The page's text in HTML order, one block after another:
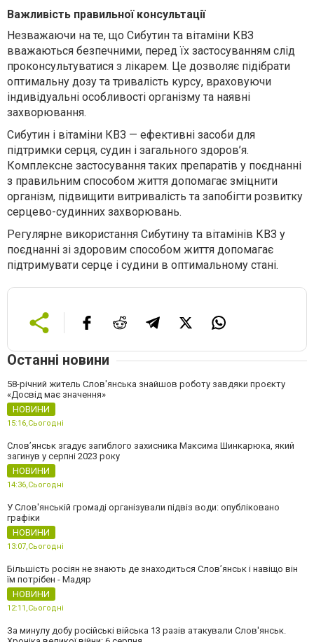
Важливість правильної консультації
Незважаючи на те, що Сибутин та вітаміни КВЗ
вважаються безпечними, перед їх застосуванням слід
проконсультуватися з лікарем. Це дозволяє підібрати
оптимальну дозу та тривалість курсу, враховуючи
індивідуальні особливості організму та наявні
захворювання.
Сибутин і вітаміни КВЗ — ефективні засоби для
підтримки серця, судин і загального здоров’я.
Комплексне застосування таких препаратів у поєднанні
з правильним способом життя допомагає зміцнити
організм, підвищити витривалість та запобігти розвитку
серцево-судинних захворювань.
Регулярне використання Сибутину та вітамінів КВЗ у
поєднанні зі здоровим способом життя допомагає
підтримувати серце і судини в оптимальному стані.
Останні новини
58-річний житель Слов'янська знайшов роботу завдяки проєкту
«Досвід має значення»
НОВИНИ
15:16,Сьогодні
Слов’янськ згадує загиблого захисника Максима Шинкарюка, який
загинув у серпні 2023 року
НОВИНИ
14:36,Сьогодні
У Слов'янській громаді організували підвіз води: опубліковано
графіки
НОВИНИ
13:07,Сьогодні
Більшість росіян не знають де знаходиться Слов’янськ і навіщо він
їм потрібен - Мадяр
НОВИНИ
12:11,Сьогодні
За минулу добу російські війська 13 разів атакували Слов'янськ.